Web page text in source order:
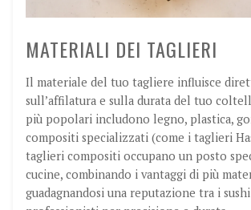
MATERIALI DEI TAGLIERI
Il materiale del tuo tagliere influisce
sull’affilatura e sulla durata del tuo
più popolari includono legno, plastica,
compositi specializzati (come i taglieri
taglieri compositi occupano un posto
cucine, combinando i vantaggi di più
guadagnandosi una reputazione tra i